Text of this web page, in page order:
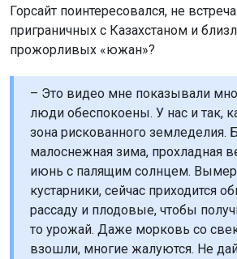
Горсайт поинтересовался, не
приграничных с Казахстаном и
прожорливых «южан»?
– Это видео мне показывали
люди обеспокоены. У нас и так,
зона рискованного земледелия.
малоснежная зима, прохладная
июнь с палящим солнцем.
кустарники, сейчас приходится
рассаду и плодовые, чтобы
то урожай. Даже морковь со
взошли, многие жалуются. Не